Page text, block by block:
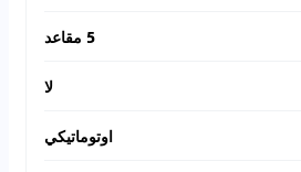
5 مقاعد
لا
اوتوماتيكي